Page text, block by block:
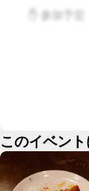
✋ 参加予定
このイベン